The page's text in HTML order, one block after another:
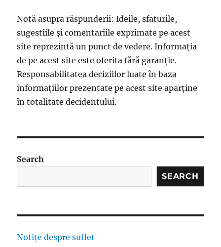
Notă asupra răspunderii: Ideile, sfaturile,
sugestiile și comentariile exprimate pe acest
site reprezintă un punct de vedere. Informația
de pe acest site este oferita fără garanție.
Responsabilitatea deciziilor luate în baza
informațiilor prezentate pe acest site aparține
în totalitate decidentului.
Search
SEARCH
Notițe despre suflet